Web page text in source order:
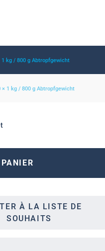
1 kg / 800 g Abtropfgewicht
× 1 kg / 800 g Abtropfgewicht
PANIER
À LA LISTE DE
SOUHAITS